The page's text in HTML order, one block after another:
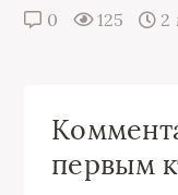
0 125 2
первым